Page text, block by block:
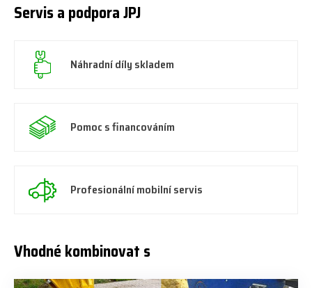
Servis a podpora JPJ
Náhradní díly skladem
Pomoc s financováním
Profesionální mobilní servis
Vhodné kombinovat s